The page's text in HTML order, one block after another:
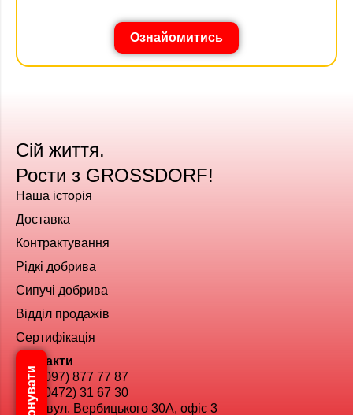
Ознайомитись
Сій життя.
Рости з GROSSDORF!
Наша історія
Доставка
Контрактування
Рідкі добрива
Сипучі добрива
Відділ продажів
Сертифікація
Контакти
+38 (097) 877 77 87
+38 (0472) 31 67 30
Київ, вул. Вербицького 30А, офіс 3